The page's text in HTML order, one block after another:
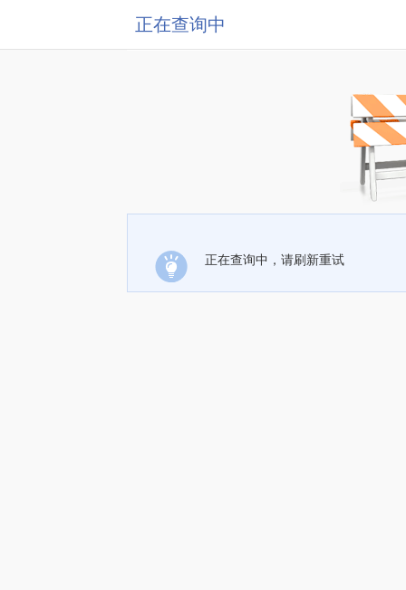
正在查询中
正在查询中，请刷新重试